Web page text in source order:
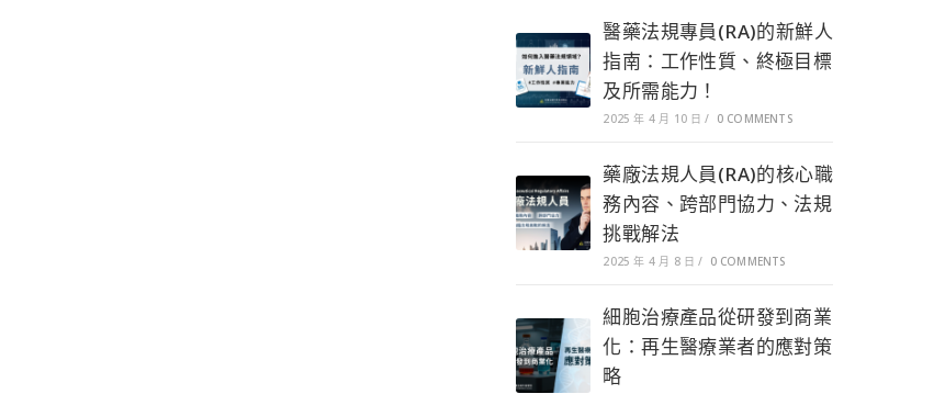
醫藥法規專員(RA)的新鮮人
指南：工作性質、終極目標
及所需能力！
2025 年 4 月 10 日 / 0 COMMENTS
藥廠法規人員(RA)的核心職
務內容、跨部門協力、法規
挑戰解法
2025 年 4 月 8 日 / 0 COMMENTS
細胞治療產品從研發到商業
化：再生醫療業者的應對策
略